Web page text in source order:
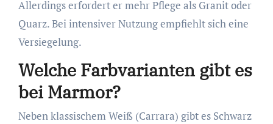
Allerdings erfordert er mehr Pflege als Granit oder
Quarz. Bei intensiver Nutzung empfiehlt sich eine
Versiegelung.
Welche Farbvarianten gibt es
bei Marmor?
Neben klassischem Weiß (Carrara) gibt es Schwarz